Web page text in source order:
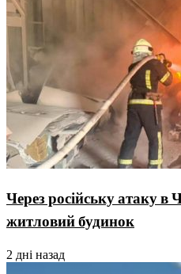
Через російську атаку в
житловий будинок
2 дні назад